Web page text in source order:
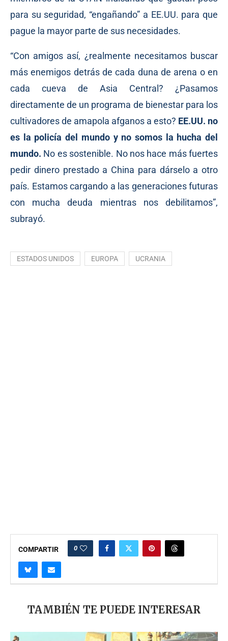
para su seguridad, “engañando” a EE.UU. para que
pague la mayor parte de sus necesidades.
“Con amigos así, ¿realmente necesitamos buscar
más enemigos detrás de cada duna de arena o en
cada cueva de Asia Central? ¿Pasamos
directamente de un programa de bienestar para los
cultivadores de amapola afganos a esto? EE.UU. no
es la policía del mundo y no somos la hucha del
mundo. No es sostenible. No nos hace más fuertes
pedir dinero prestado a China para dárselo a otro
país. Estamos cargando a las generaciones futuras
con mucha deuda mientras nos debilitamos”,
subrayó.
ESTADOS UNIDOS EUROPA UCRANIA
COMPARTIR 0
TAMBIÉN TE PUEDE INTERESAR